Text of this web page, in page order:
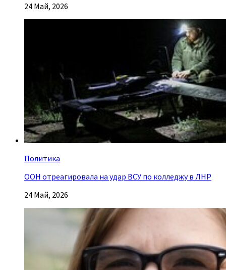
24 Май, 2026
Политика
ООН отреагировала на удар ВСУ по колледжу в ЛНР
24 Май, 2026